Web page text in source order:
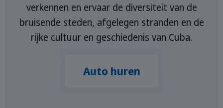
verkennen en ervaar de diversiteit van de
bruisende steden, afgelegen stranden en de
rijke cultuur en geschiedenis van Cuba.
Auto huren